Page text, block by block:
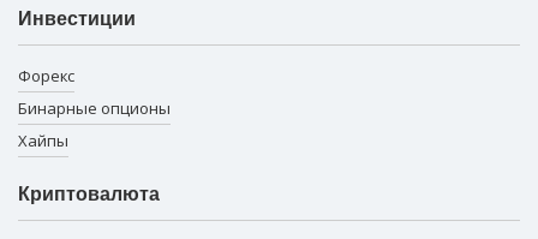
Инвестиции
Форекс
Бинарные опционы
Хайпы
Криптовалюта